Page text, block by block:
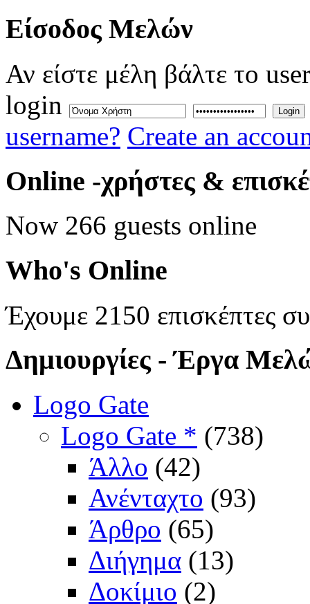
Eίσοδος Μελών
Αν είστε μέλη βάλτε το
login
Login
username? Create an
Online -χρήστες &
Now 266 guests online
Who's Online
Έχουμε 2150 επισκέπτες
Δημιουργίες - Έργα
Logo Gate
Logo Gate * (738)
Άλλο (42)
Ανένταχτο (93)
Άρθρο (65)
Διήγημα (13)
Δοκίμιο (2)